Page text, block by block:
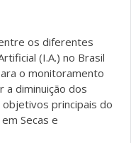
os diferentes
(I.A.) no Brasil
o monitoramento
a diminuição dos
principais do
Secas e